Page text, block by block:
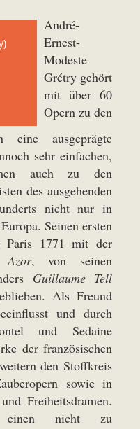
André-
Ernest-
Modeste
Grétry gehört
mit über 60
Opern zu den
eine ausgeprägte
sehr einfachen,
auch zu den
des ausgehenden
nicht nur in
Seinen ersten
1771 mit der
, von seinen
Guillaume Tell
Als Freund
und durch
und Sedaine
der französischen
den Stoffkreis
sowie in
Freiheitsdramen.
einen nicht zu